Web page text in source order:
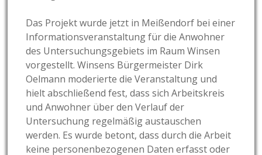
Das Projekt wurde jetzt in Meißendorf bei einer
Informationsveranstaltung für die Anwohner
des Untersuchungsgebiets im Raum Winsen
vorgestellt. Winsens Bürgermeister Dirk
Oelmann moderierte die Veranstaltung und
hielt abschließend fest, dass sich Arbeitskreis
und Anwohner über den Verlauf der
Untersuchung regelmäßig austauschen
werden. Es wurde betont, dass durch die Arbeit
keine personenbezogenen Daten erfasst oder